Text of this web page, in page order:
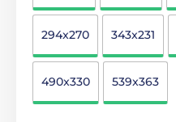
294x270 343x231
490x330 539x363